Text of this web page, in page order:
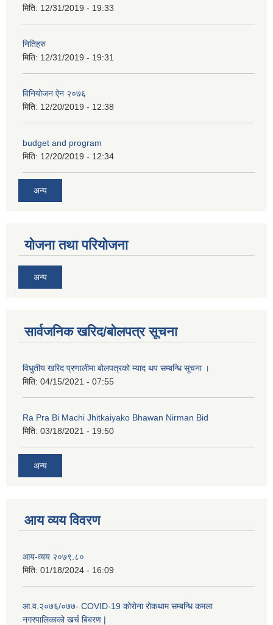
मिति: 12/31/2019 - 19:33
नितिहरु
मिति: 12/31/2019 - 19:31
विनियोजन ऐन २०७६
मिति: 12/20/2019 - 12:38
budget and program
मिति: 12/20/2019 - 12:34
अन्य
योजना तथा परियोजना
अन्य
सार्वजनिक खरिद/बोलपत्र सूचना
विधुतीय खरिद प्रणालीमा बोलपत्रको म्याद थप सम्बन्धि सूचना ।
मिति: 04/15/2021 - 07:55
Ra Pra Bi Machi Jhitkaiyako Bhawan Nirman Bid
मिति: 03/18/2021 - 19:50
अन्य
आय व्यय विवरण
आय-व्यय २०७९.८०
मिति: 01/18/2024 - 16:09
आ.व.२०७६/०७७- COVID-19 कोरोना रोकथाम सम्बन्धि कमला
नगरपालिकाको खर्च बिबरण |